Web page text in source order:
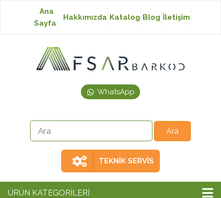
Baskısız Etiket
Japon Akmaz Yıkama
Ribon
Ana
Sayfa
Hakkımızda Katalog Blog İletişim
WhatsApp
TEKNİK SERVİS
ÜRÜN KATEGORİLERİ